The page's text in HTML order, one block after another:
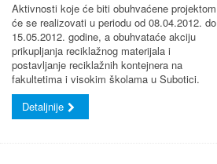
Aktivnosti koje će biti obuhvaćene projektom
će se realizovati u periodu od 08.04.2012. do
15.05.2012. godine, a obuhvataće akciju
prikupljanja reciklažnog materijala i
postavljanje reciklažnih kontejnera na
fakultetima i visokim školama u Subotici.
Detaljnije